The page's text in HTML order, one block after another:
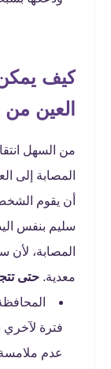
كيف
العين من
من السهل
المصابة إلى
أن يقوم
سليم بنفس
المصابة، لأن
معدية. حتى
فترة
عدم